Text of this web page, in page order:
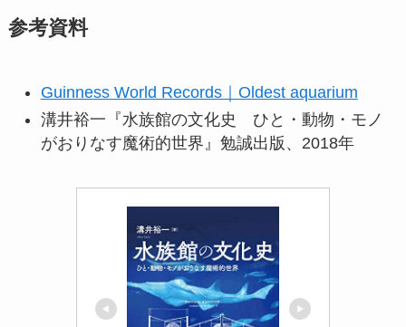
参考資料
Guinness World Records｜Oldest aquarium
溝井裕一『水族館の文化史 ひと・動物・モノ
がおりなす魔術的世界』勉誠出版、2018年